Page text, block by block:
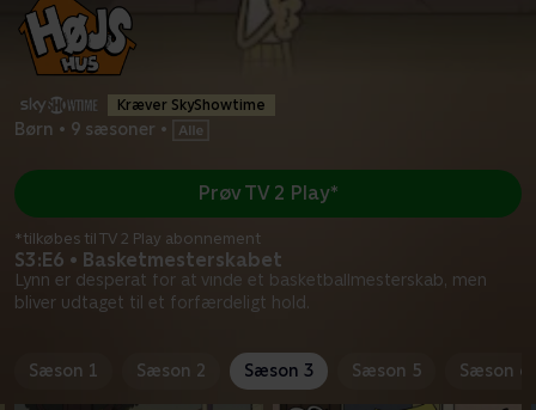
Kræver SkyShowtime
Børn • 9 sæsoner •
S3:E6 • Basketmesterskabet
Lynn er desperat for at vinde et basketballmesterskab, men
bliver udtaget til et forfærdeligt hold.
Prøv TV 2 Play*
*tilkøbes til TV 2 Play abonnement
Sæson 1 Sæson 2 Sæson 3 Sæson 5 Sæson 6